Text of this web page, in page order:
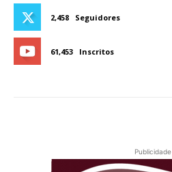
2,458 Seguidores
61,453 Inscritos
Publicidade